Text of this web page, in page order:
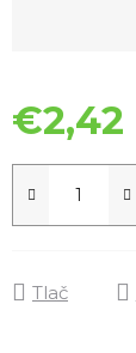
€2,42
Tlač